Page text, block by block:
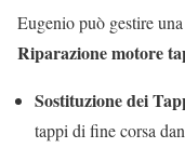
Eugenio può gestire
Riparazione motore
Sostituzione dei
tappi di fine corsa